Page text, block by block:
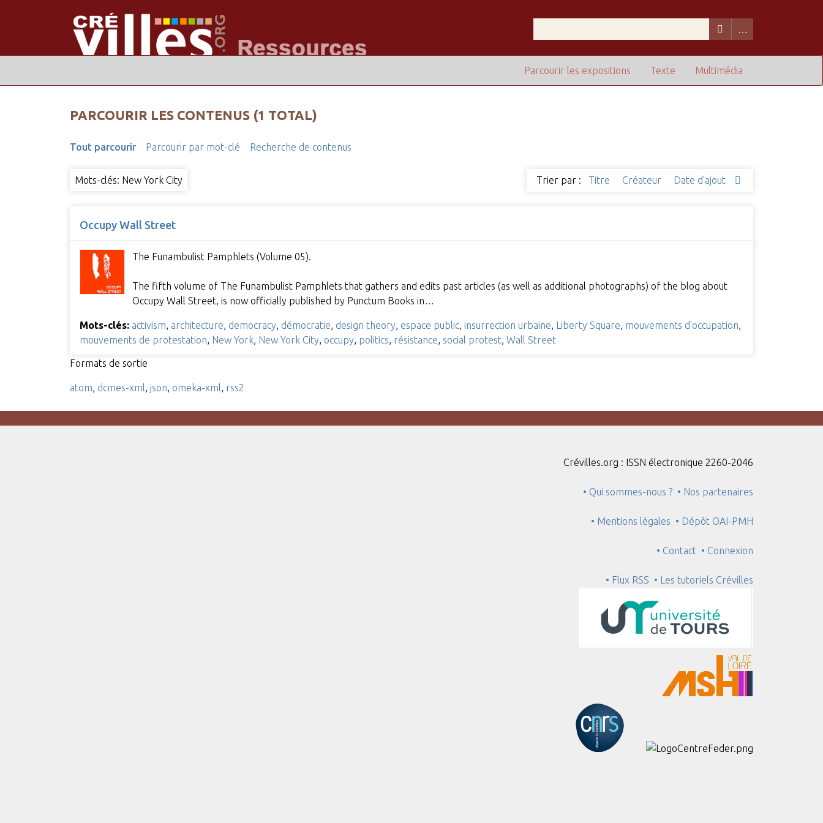
Multimédia
Texte
Parcourir les expositions
PARCOURIR LES CONTENUS (1 TOTAL)
Tout parcourir Parcourir par mot-clé Recherche de contenus
Mots-clés: New York City Trier par : Titre Créateur Date d'ajout
Occupy Wall Street
The Funambulist Pamphlets (Volume 05).
The fifth volume of The Funambulist Pamphlets that gathers and edits past articles (as well as additional photographs) of the blog about
Occupy Wall Street, is now officially published by Punctum Books in…
Mots-clés: activism architecture democracy démocratie design theory espace public, insurrection urbaine Liberty Square mouvements d'occupation
mouvements de protestation New York, New York City occupy politics résistance social protest, Wall Street
Formats de sortie
atom dcmes-xml json omeka-xml rss2
Crévilles.org : ISSN électronique 2260-2046
• Qui sommes-nous ? • Nos partenaires
• Mentions légales • Dépôt OAI-PMH
• Contact • Connexion
• Flux RSS • Les tutoriels Crévilles